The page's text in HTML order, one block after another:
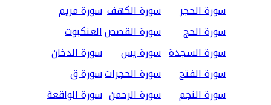
سورة الحجر سورة الكهف سورة مريم
سورة الحج
سورة القصصالعنكبوت
سورة السجدة سورة يس
سورة الدخان
سورة الفتح
سورة الحجراتسورة ق
سورة النجم
سورة الرحمن سورة الواقعة